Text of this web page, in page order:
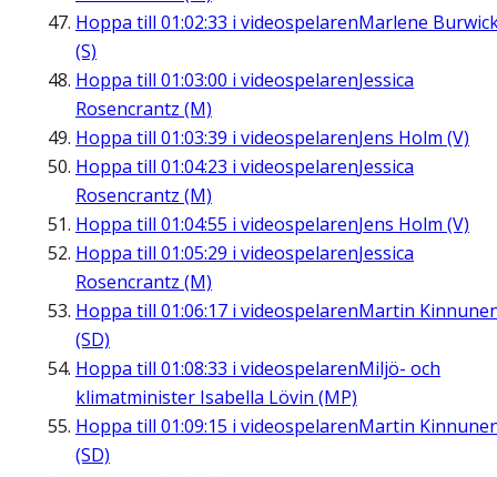
Hoppa till 01:02:33 i videospelarenMarlene
(S)
Hoppa till 01:03:00 i videospelarenJessica
Rosencrantz (M)
Hoppa till 01:03:39 i videospelarenJens Holm (V)
Hoppa till 01:04:23 i videospelarenJessica
Rosencrantz (M)
Hoppa till 01:04:55 i videospelarenJens Holm (V)
Hoppa till 01:05:29 i videospelarenJessica
Rosencrantz (M)
Hoppa till 01:06:17 i videospelarenMartin
(SD)
Hoppa till 01:08:33 i videospelarenMiljö- och
klimatminister Isabella Lövin (MP)
Hoppa till 01:09:15 i videospelarenMartin
(SD)